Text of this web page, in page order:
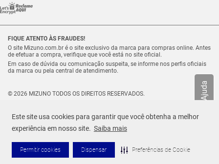
Este site usa cookies para garantir que você obtenha a melhor
experiência em nosso site. Saiba mais
Permitir cookies Dispensar Preferências de Cookie
Ajuda
TAMANHO
Selecione o seu tamanho
ADICIONAR AO CARRINHO
FIQUE ATENTO ÀS FRAUDES!
O site Mizuno.com.br é o site exclusivo da marca para compras online. Antes
de efetuar a compra, verifique que você está no site oficial.
Em caso de dúvida ou comunicação suspeita, se informe nos perfis oficiais
da marca ou pela central de atendimento.
© 2026 MIZUNO TODOS OS DIREITOS RESERVADOS.
Estrada Municipal Luiz Lopes Neto, n.º 21 – Tenentes – CEP. 37.640-000 –
Extrema/MG